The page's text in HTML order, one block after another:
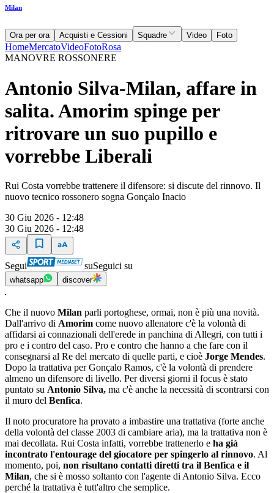
Milan
Ora per ora Acquisti e Cessioni Squadre Video Foto
HomeMercatoVideoFotoRosa
MANOVRE ROSSONERE
Antonio Silva-Milan, affare in
salita. Amorim spinge per
ritrovare un suo pupillo e
vorrebbe Liberali
Rui Costa vorrebbe trattenere il difensore: si discute del rinnovo. Il
nuovo tecnico rossonero sogna Gonçalo Inacio
30 Giu 2026 - 12:48
30 Giu 2026 - 12:48
Segui suSeguici su
whatsapp discover
Che il nuovo Milan parli portoghese, ormai, non è più una novità.
Dall'arrivo di Amorim come nuovo allenatore c'è la volontà di
affidarsi ai connazionali dell'erede in panchina di Allegri, con tutti i
pro e i contro del caso. Pro e contro che hanno a che fare con il
consegnarsi al Re del mercato di quelle parti, e cioè Jorge Mendes.
Dopo la trattativa per Gonçalo Ramos, c'è la volontà di prendere
almeno un difensore di livello. Per diversi giorni il focus è stato
puntato su Antonio Silva, ma c'è anche la necessità di scontrarsi con
il muro del Benfica.
Il noto procuratore ha provato a imbastire una trattativa (forte anche
della volontà del classe 2003 di cambiare aria), ma la trattativa non è
mai decollata. Rui Costa infatti, vorrebbe trattenerlo e ha già
incontrato l'entourage del giocatore per spingerlo al rinnovo. Al
momento, poi, non risultano contatti diretti tra il Benfica e il
Milan, che si è mosso soltanto con l'agente di Antonio Silva. Ecco
perché la trattativa è tutt'altro che semplice.